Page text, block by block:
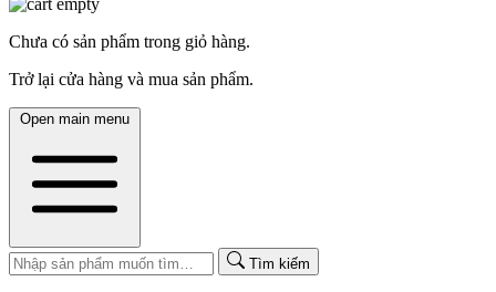
Chưa có sản phẩm trong giỏ hàng.
Trở lại cửa hàng và mua sản phẩm.
Open main menu
Tìm kiếm